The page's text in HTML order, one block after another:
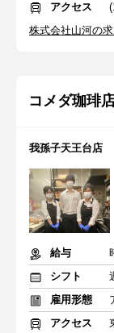
アクセス
株式会社山河の
コメダ珈琲
我孫子天王台店
給与
シフト
雇用形態
アクセス